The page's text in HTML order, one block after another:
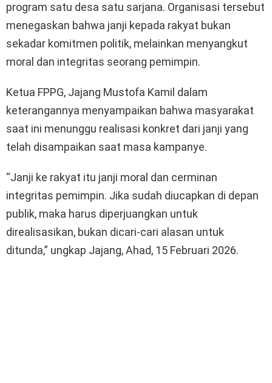
program satu desa satu sarjana. Organisasi tersebut
menegaskan bahwa janji kepada rakyat bukan
sekadar komitmen politik, melainkan menyangkut
moral dan integritas seorang pemimpin.
Ketua FPPG, Jajang Mustofa Kamil dalam
keterangannya menyampaikan bahwa masyarakat
saat ini menunggu realisasi konkret dari janji yang
telah disampaikan saat masa kampanye.
“Janji ke rakyat itu janji moral dan cerminan
integritas pemimpin. Jika sudah diucapkan di depan
publik, maka harus diperjuangkan untuk
direalisasikan, bukan dicari-cari alasan untuk
ditunda,” ungkap Jajang, Ahad, 15 Februari 2026.